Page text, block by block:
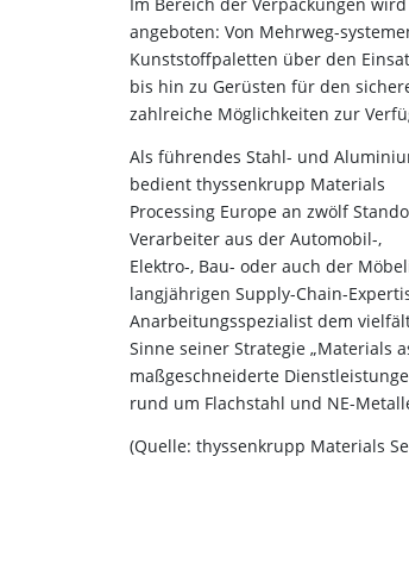
angeboten: Von Mehrweg-
Kunststoffpaletten über den
bis hin zu Gerüsten für den
zahlreiche Möglichkeiten zur
Als führendes Stahl- und
bedient thyssenkrupp Materials
Processing Europe an zwölf
Verarbeiter aus der Automobil-,
Elektro-, Bau- oder auch der
langjährigen Supply-Chain-
Anarbeitungsspezialist dem
Sinne seiner Strategie „Materials
maßgeschneiderte
rund um Flachstahl und NE-
(Quelle: thyssenkrupp Materials